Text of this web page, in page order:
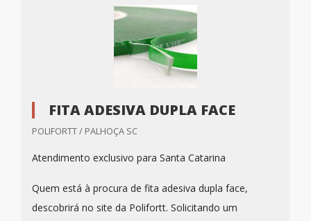
FITA ADESIVA DUPLA FACE
POLIFORTT / PALHOÇA SC
Atendimento exclusivo para Santa Catarina
Quem está à procura de fita adesiva dupla face,
descobrirá no site da Polifortt. Solicitando um